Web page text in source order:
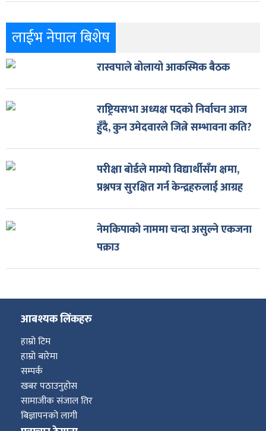
लाईभ नेपाल बिशेष
रास्वपाले बोलायो आकस्मिक बैठक
राष्ट्रियसभा अध्यक्ष पदको निर्वाचन आज
हुँदै, कुन उमेदवारले जित्ने सम्भावना कति?
परीक्षा बोर्डले माग्यो विद्यार्थीसँग क्षमा,
प्रश्नपत्र सुरक्षित गर्न केन्द्रहरुलाई आग्रह
नेमकिपाको नाममा चन्दा असुल्ने एकजना
पक्राउ
आबश्यक लिंकहरु
हाम्रो टिम
हाम्रो बारेमा
सम्पर्क
खबर पठाउनुहोस
सामाजीक संजाल तिर
बिज्ञापनको लागी